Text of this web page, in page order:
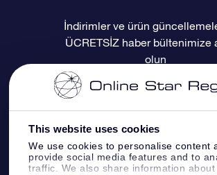
This website uses cookies
We use cookies to personalise content
provide social media features and to
traffic. We also share information
Değerlendirmeler
OSR Hediye Kartı
Kurumsal hediyeler
Kişiselleştirilmiş Yıldız Sayfası
Bir Milyon Yıldız
OSR Starsaver
Fly me to the stars VR sanal
Ödeme bilgileri
Sevkiyat bilgileri
İade Politikası
Takımyıldızı
İndirimler ve ürün
ÜCRETSİZ haber bültenimize
olun